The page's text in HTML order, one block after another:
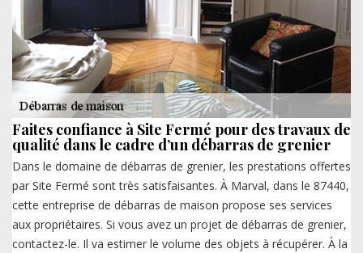
Faites confiance à Site Fermé pour des travaux de
qualité dans le cadre d’un débarras de grenier
Dans le domaine de débarras de grenier, les prestations offertes
par Site Fermé sont très satisfaisantes. À Marval, dans le 87440,
cette entreprise de débarras de maison propose ses services
aux propriétaires. Si vous avez un projet de débarras de grenier,
contactez-le. Il va estimer le volume des objets à récupérer. À la